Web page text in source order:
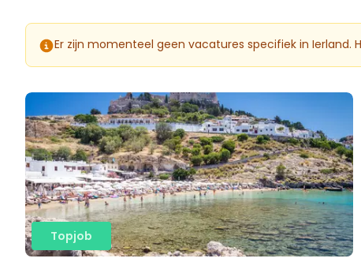
Er zijn momenteel geen vacatures specifiek in Ierland.
Topjob